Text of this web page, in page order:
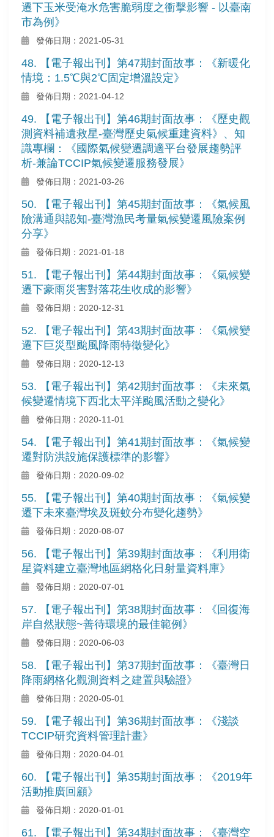
遷下玉米受淹水危害脆弱度之衝擊影響 - 以臺南
市為例》
發佈日期：2021-05-31
48. 【電子報出刊】第47期封面故事：《新暖化
情境：1.5℃與2℃固定增溫設定》
發佈日期：2021-04-12
49. 【電子報出刊】第46期封面故事：《歷史觀
測資料補遺救星-臺灣歷史氣候重建資料》、知
識專欄：《國際氣候變遷調適平台發展趨勢評
析-兼論TCCIP氣候變遷服務發展》
發佈日期：2021-03-26
50. 【電子報出刊】第45期封面故事：《氣候風
險溝通與認知-臺灣漁民考量氣候變遷風險案例
分享》
發佈日期：2021-01-18
51. 【電子報出刊】第44期封面故事：《氣候變
遷下豪雨災害對落花生收成的影響》
發佈日期：2020-12-31
52. 【電子報出刊】第43期封面故事：《氣候變
遷下巨災型颱風降雨特徵變化》
發佈日期：2020-12-13
53. 【電子報出刊】第42期封面故事：《未來氣
候變遷情境下西北太平洋颱風活動之變化》
發佈日期：2020-11-01
54. 【電子報出刊】第41期封面故事：《氣候變
遷對防洪設施保護標準的影響》
發佈日期：2020-09-02
55. 【電子報出刊】第40期封面故事：《氣候變
遷下未來臺灣埃及斑蚊分布變化趨勢》
發佈日期：2020-08-07
56. 【電子報出刊】第39期封面故事：《利用衛
星資料建立臺灣地區網格化日射量資料庫》
發佈日期：2020-07-01
57. 【電子報出刊】第38期封面故事：《回復海
岸自然狀態~善待環境的最佳範例》
發佈日期：2020-06-03
58. 【電子報出刊】第37期封面故事：《臺灣日
降雨網格化觀測資料之建置與驗證》
發佈日期：2020-05-01
59. 【電子報出刊】第36期封面故事：《淺談
TCCIP研究資料管理計畫》
發佈日期：2020-04-01
60. 【電子報出刊】第35期封面故事：《2019年
活動推廣回顧》
發佈日期：2020-01-01
61. 【電子報出刊】第34期封面故事：《臺灣空